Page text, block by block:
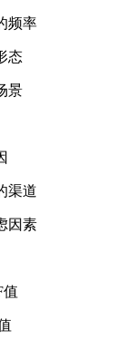
频率
态
景
渠道
因素
值